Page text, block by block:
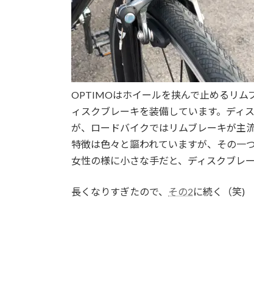
OPTIMOはホイールを挟んで止めるリム
ィスクブレーキを装備しています。ディ
が、ロードバイクではリムブレーキが主
特徴は色々と謳われていますが、その一
女性の様に小さな手だと、ディスクブレ
長くなりすぎたので、 その2に続く（笑)